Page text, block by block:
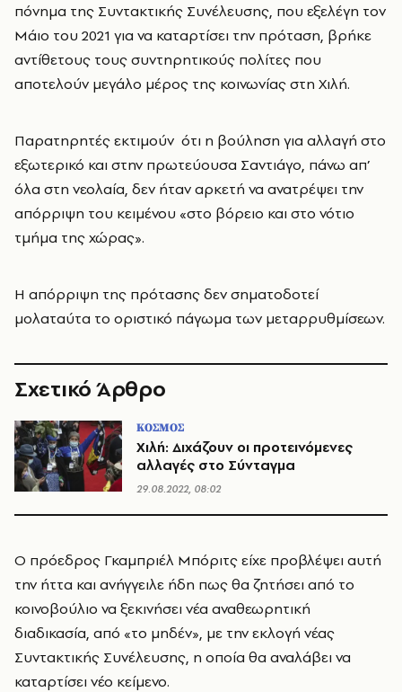
πόνημα της Συντακτικής Συνέλευσης, που εξελέγη τον
Μάιο του 2021 για να καταρτίσει την πρόταση, βρήκε
αντίθετους τους συντηρητικούς πολίτες που
αποτελούν μεγάλο μέρος της κοινωνίας στη Χιλή.
Παρατηρητές εκτιμούν ότι η βούληση για αλλαγή στο
εξωτερικό και στην πρωτεύουσα Σαντιάγο, πάνω απ’
όλα στη νεολαία, δεν ήταν αρκετή να ανατρέψει την
απόρριψη του κειμένου «στο βόρειο και στο νότιο
τμήμα της χώρας».
Η απόρριψη της πρότασης δεν σηματοδοτεί
μολαταύτα το οριστικό πάγωμα των μεταρρυθμίσεων.
Σχετικό Άρθρο
ΚΟΣΜΟΣ
Χιλή: Διχάζουν οι προτεινόμενες
αλλαγές στο Σύνταγμα
29.08.2022, 08:02
Ο πρόεδρος Γκαμπριέλ Μπόριτς είχε προβλέψει αυτή
την ήττα και ανήγγειλε ήδη πως θα ζητήσει από το
κοινοβούλιο να ξεκινήσει νέα αναθεωρητική
διαδικασία, από «το μηδέν», με την εκλογή νέας
Συντακτικής Συνέλευσης, η οποία θα αναλάβει να
καταρτίσει νέο κείμενο.